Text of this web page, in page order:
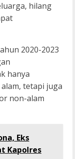
hilang
2020-2023
hanya
tetapi juga
non-alam
Eks
Kapolres